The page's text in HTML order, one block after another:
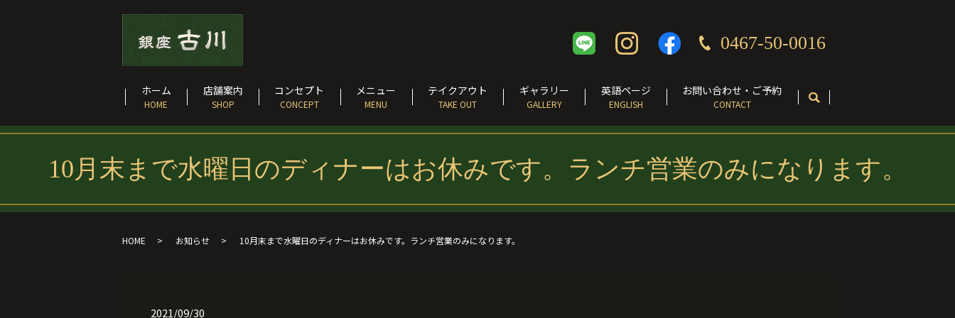
ホーム
HOME
店舗案内
SHOP
コンセプト
CONCEPT
メニュー
MENU
テイクアウト
TAKE OUT
ギャラリー
GALLERY
英語ページ
ENGLISH
お問い合わせ・ご予約
CONTACT
0467-50-0016
10月末まで水曜日のディナーはお休みです。ランチ営業のみになります。
HOME お知らせ 10月末まで水曜日のディナーはお休みです。ランチ営業のみになります。
2021/09/30